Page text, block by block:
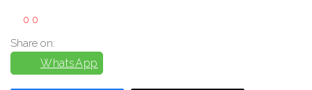
0 0
Share on:
WhatsApp